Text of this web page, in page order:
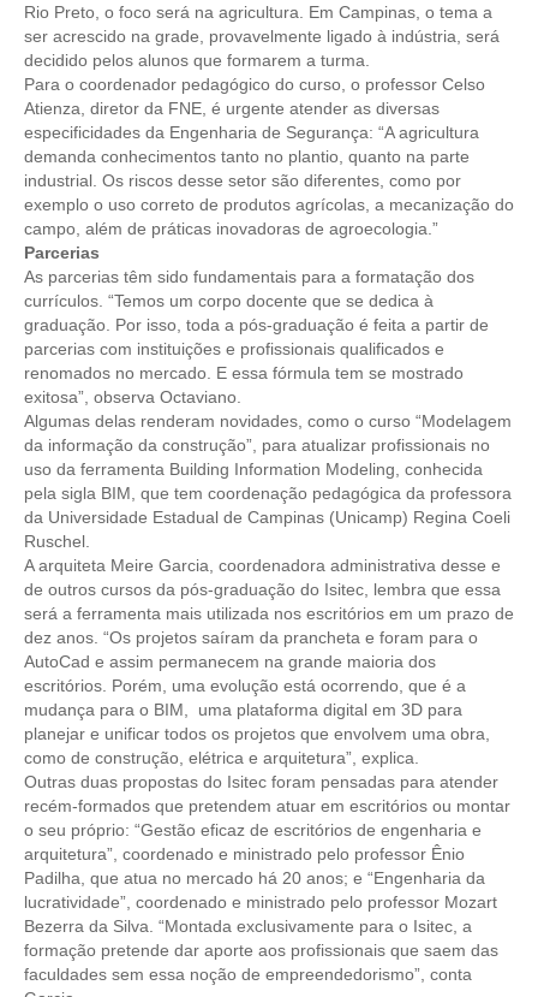
CURSOS
ENGENHEIRO EMPREENDEDOR
SEESP EDUCAÇÃO
PLATAFORMAS GRATUITAS
BENEFÍCIOS
APOSENTADORIA
CONVÊNIOS
PLANO DE SAÚDE
SEESPPREV
CONSÓRCIOS
CAMPANHAS SALARIAIS
COMUNICAÇÃO
PALAVRA DO MURILO
NOTÍCIAS
CONTEÚDO ESPECIAL
JORNAL DO ENGENHEIRO
AGENDA
SEESP NOTÍCIAS
NOTÍCIAS NO WHATSAPP
FOTOS
Rio Preto, o foco será na agricultura. Em Campinas, o tema a
ser acrescido na grade, provavelmente ligado à indústria, será
decidido pelos alunos que formarem a turma.
Para o coordenador pedagógico do curso, o professor Celso
Atienza, diretor da FNE, é urgente atender as diversas
especificidades da Engenharia de Segurança: “A agricultura
demanda conhecimentos tanto no plantio, quanto na parte
industrial. Os riscos desse setor são diferentes, como por
exemplo o uso correto de produtos agrícolas, a mecanização do
campo, além de práticas inovadoras de agroecologia.”
Parcerias
As parcerias têm sido fundamentais para a formatação dos
currículos. “Temos um corpo docente que se dedica à
graduação. Por isso, toda a pós-graduação é feita a partir de
parcerias com instituições e profissionais qualificados e
renomados no mercado. E essa fórmula tem se mostrado
exitosa”, observa Octaviano.
Algumas delas renderam novidades, como o curso “Modelagem
da informação da construção”, para atualizar profissionais no
uso da ferramenta Building Information Modeling, conhecida
pela sigla BIM, que tem coordenação pedagógica da professora
da Universidade Estadual de Campinas (Unicamp) Regina Coeli
Ruschel.
A arquiteta Meire Garcia, coordenadora administrativa desse e
de outros cursos da pós-graduação do Isitec, lembra que essa
será a ferramenta mais utilizada nos escritórios em um prazo de
dez anos. “Os projetos saíram da prancheta e foram para o
AutoCad e assim permanecem na grande maioria dos
escritórios. Porém, uma evolução está ocorrendo, que é a
mudança para o BIM, uma plataforma digital em 3D para
planejar e unificar todos os projetos que envolvem uma obra,
como de construção, elétrica e arquitetura”, explica.
Outras duas propostas do Isitec foram pensadas para atender
recém-formados que pretendem atuar em escritórios ou montar
o seu próprio: “Gestão eficaz de escritórios de engenharia e
arquitetura”, coordenado e ministrado pelo professor Ênio
Padilha, que atua no mercado há 20 anos; e “Engenharia da
lucratividade”, coordenado e ministrado pelo professor Mozart
Bezerra da Silva. “Montada exclusivamente para o Isitec, a
formação pretende dar aporte aos profissionais que saem das
faculdades sem essa noção de empreendedorismo”, conta